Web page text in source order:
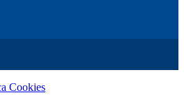
Cookies